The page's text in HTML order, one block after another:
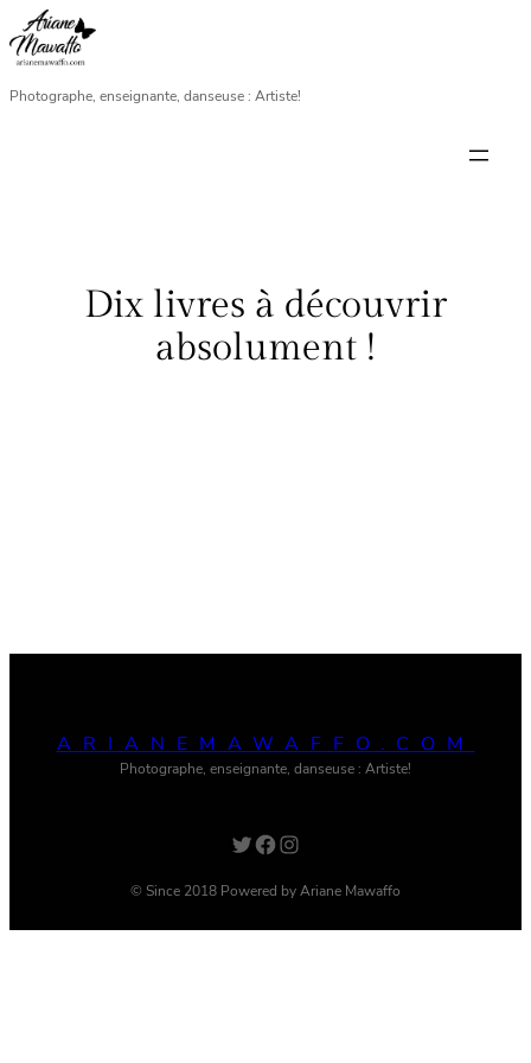
Aller
au
contenu
Photographe, enseignante, danseuse : Artiste!
Dix livres à découvrir
absolument !
ARIANEMAWAFFO.COM
Photographe, enseignante, danseuse : Artiste!
Twitter Facebook Instagram
© Since 2018 Powered by Ariane Mawaffo